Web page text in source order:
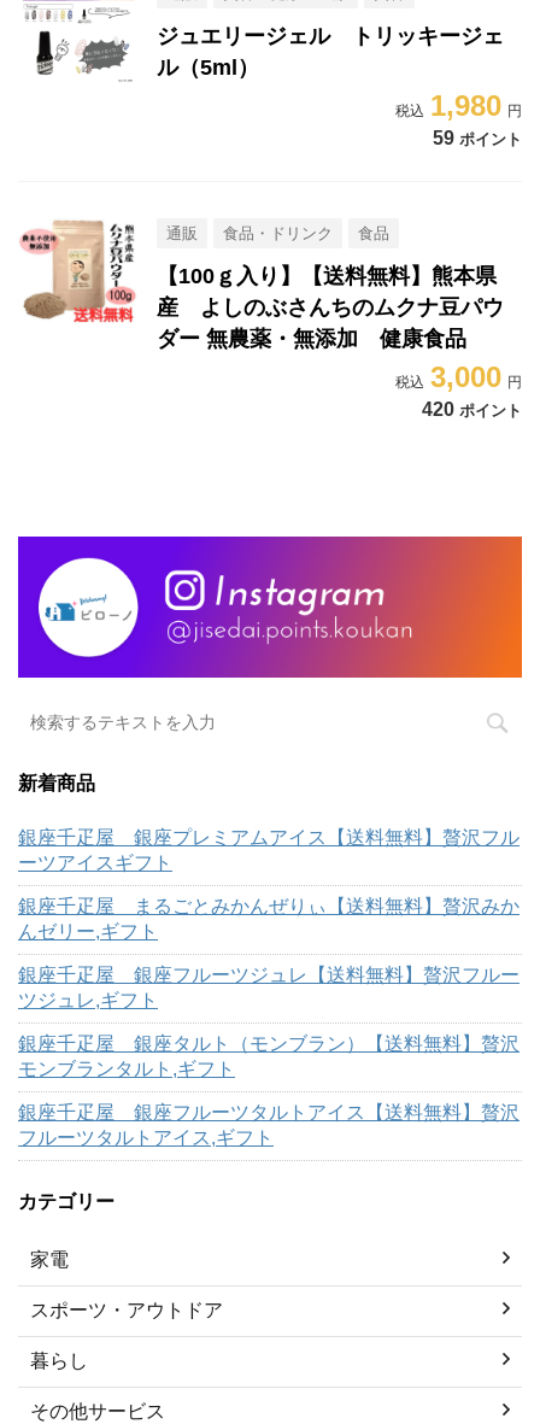
ジュエリージェル トリッキージェ
ル（5ml）
1,980
59 ポイント
通販 食品・ドリンク 食品
【100ｇ入り】【送料無料】熊本県
産 よしのぶさんちのムクナ豆パウ
ダー 無農薬・無添加 健康食品
3,000
420 ポイント
新着商品
銀座千疋屋 銀座プレミアムアイス【送料無料】贅沢フル
ーツアイスギフト
銀座千疋屋 まるごとみかんぜりぃ【送料無料】贅沢みか
んゼリー,ギフト
銀座千疋屋 銀座フルーツジュレ【送料無料】贅沢フルー
ツジュレ,ギフト
銀座千疋屋 銀座タルト（モンブラン）【送料無料】贅沢
モンブランタルト,ギフト
銀座千疋屋 銀座フルーツタルトアイス【送料無料】贅沢
フルーツタルトアイス,ギフト
カテゴリー
家電
スポーツ・アウトドア
暮らし
その他サービス